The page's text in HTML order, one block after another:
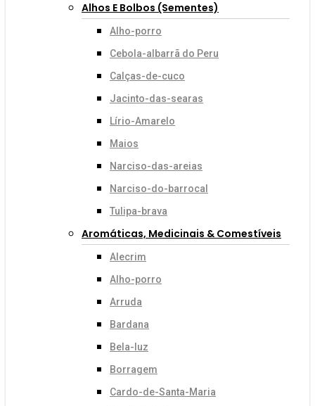
Alhos E Bolbos (sementes)
Alho-porro
Cebola-albarrã do Peru
Calças-de-cuco
Jacinto-das-searas
Lírio-Amarelo
Maios
Narciso-das-areias
Narciso-do-barrocal
Tulipa-brava
Aromáticas, Medicinais & Comestíveis
Alecrim
Alho-porro
Arruda
Bardana
Bela-luz
Borragem
Cardo-de-Santa-Maria